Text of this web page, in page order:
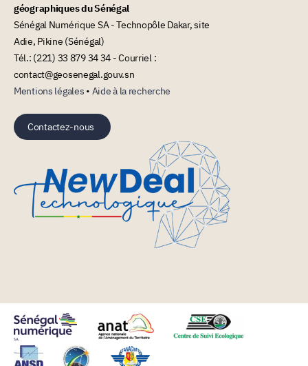
géographiques du Sénégal
Sénégal Numérique SA - Technopôle Dakar, site
Adie, Pikine (Sénégal)
Tél.: (221) 33 879 34 34 - Courriel :
contact@geosenegal.gouv.sn
Mentions légales • Aide à la recherche
Contactez-nous